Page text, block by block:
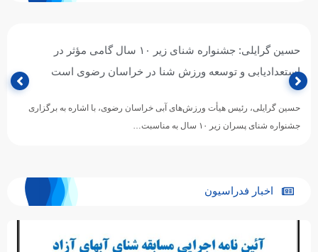
حسین گرایلی: جشنواره شنای زیر ۱۰ سال گامی مؤثر در
استعدادیابی و توسعه ورزش شنا در خراسان رضوی است
حسین گرایلی، رئیس هیأت ورزش‌های آبی خراسان رضوی، با اشاره به برگزاری
جشنواره شنای پسران زیر ۱۰ سال به مناسبت…
اخبار فدراسیون